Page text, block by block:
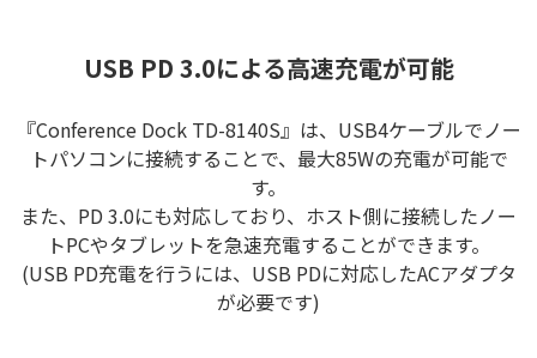
USB PD 3.0による高速充電が可能
『Conference Dock TD-8140S』は、USB4ケーブルでノー
トパソコンに接続することで、最大85Wの充電が可能で
す。
また、PD 3.0にも対応しており、ホスト側に接続したノー
トPCやタブレットを急速充電することができます。
(USB PD充電を行うには、USB PDに対応したACアダプタ
が必要です)